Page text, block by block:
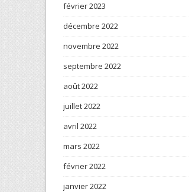
février 2023
décembre 2022
novembre 2022
septembre 2022
août 2022
juillet 2022
avril 2022
mars 2022
février 2022
janvier 2022